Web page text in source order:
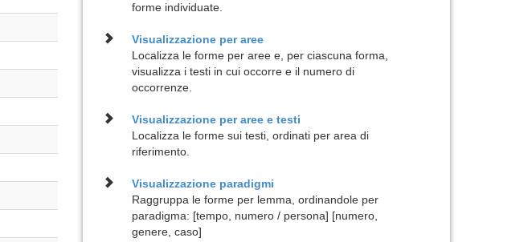
forme individuate.
Visualizzazione peraree
Localizza le forme per aree e, per ciascuna forma,
visualizza i testi in cui occorre e il numero di
occorrenze.
Visualizzazione peraree e testi
Localizza le forme sui testi, ordinati per area di
riferimento.
Visualizzazione paradigmi
Raggruppa le forme per lemma, ordinandole per
paradigma: [tempo, numero / persona] [numero,
genere, caso]